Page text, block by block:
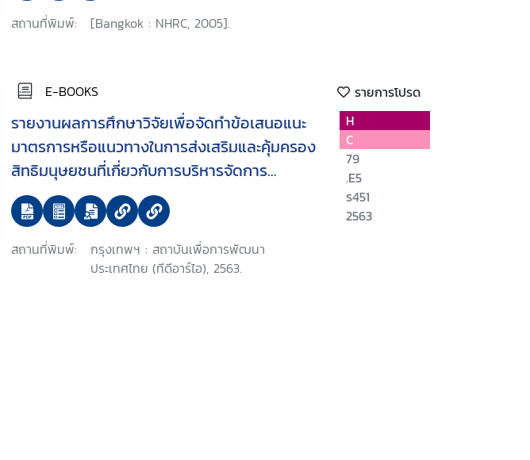
สถานที่พิมพ์: [Bangkok : NHRC, 2005].
E-BOOKS รายการโปรด
รายงานผลการศึกษาวิจัยเพื่อจัดทำข้อเสนอแนะ
มาตรการหรือแนวทางในการส่งเสริมและคุ้มครอง
สิทธิมนุษยชนที่เกี่ยวกับการบริหารจัดการ
ทรัพยากรธรรมชาติและสิ่งแวดล้อมอย่างยั่งยืน
(ฉบับสมบูรณ์)
สถานที่พิมพ์:
กรุงเทพฯ : สถาบันเพื่อการพัฒนา
ประเทศไทย (ทีดีอาร์ไอ), 2563.
H
C
79
.E5
ร451
2563